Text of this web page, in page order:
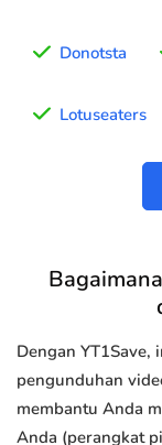
Donotsta
Lotuseaters
Dengan YT1Save,
pengunduhan
membantu Anda
Anda (perangkat